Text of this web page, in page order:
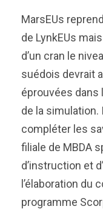
MarsEUs
de LynkEUs
d’un cran le
suédois devrait
éprouvées dans
de la simulation.
compléter les
filiale de MBDA
d’instruction et
l’élaboration du
programme